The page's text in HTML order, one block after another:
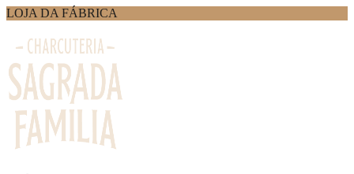
LOJA DA FÁBRICA